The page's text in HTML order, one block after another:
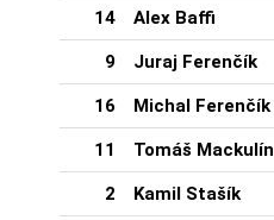
14 Alex Baffi
9 Juraj Ferenčík
16 Michal Ferenčík
11 Tomáš Mackulín
2 Kamil Stašík